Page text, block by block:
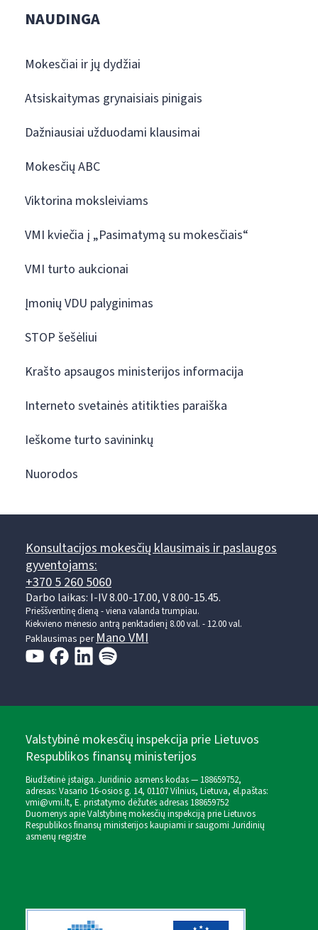
NAUDINGA
Mokesčiai ir jų dydžiai
Atsiskaitymas grynaisiais pinigais
Dažniausiai užduodami klausimai
Mokesčių ABC
Viktorina moksleiviams
VMI kviečia į „Pasimatymą su mokesčiais“
VMI turto aukcionai
Įmonių VDU palyginimas
STOP šešėliui
Krašto apsaugos ministerijos informacija
Interneto svetainės atitikties paraiška
Ieškome turto savininkų
Nuorodos
Konsultacijos mokesčių klausimais ir paslaugos
gyventojams:
+370 5 260 5060
Darbo laikas: I-IV 8.00-17.00, V 8.00-15.45.
Prieššventinę dieną - viena valanda trumpiau.
Kiekvieno mėnesio antrą penktadienį 8.00 val. - 12.00 val.
Paklausimas per Mano VMI
Valstybinė mokesčių inspekcija prie Lietuvos
Respublikos finansų ministerijos
Biudžetinė įstaiga. Juridinio asmens kodas — 188659752,
adresas: Vasario 16-osios g. 14, 01107 Vilnius, Lietuva, el.paštas:
vmi@vmi.lt, E. pristatymo dėžutės adresas 188659752
Duomenys apie Valstybinę mokesčių inspekciją prie Lietuvos
Respublikos finansų ministerijos kaupiami ir saugomi Juridinių
asmenų registre